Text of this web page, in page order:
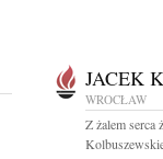
JACEK
WROCŁAW
Z żalem serca